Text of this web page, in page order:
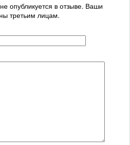
опубликуется в отзыве. Ваши
третьим лицам.